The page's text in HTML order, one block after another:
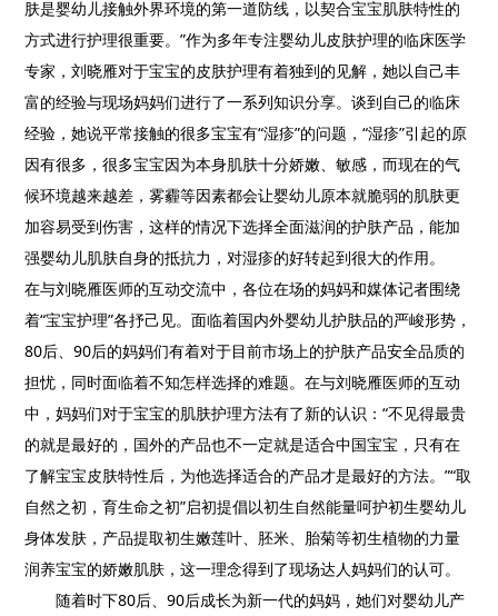
肤是婴幼儿接触外界环境的第一道防线，以契合宝宝肌肤特性的
方式进行护理很重要。”作为多年专注婴幼儿皮肤护理的临床医学
专家，刘晓雁对于宝宝的皮肤护理有着独到的见解，她以自己丰
富的经验与现场妈妈们进行了一系列知识分享。谈到自己的临床
经验，她说平常接触的很多宝宝有“湿疹”的问题，“湿疹”引起的原
因有很多，很多宝宝因为本身肌肤十分娇嫩、敏感，而现在的气
候环境越来越差，雾霾等因素都会让婴幼儿原本就脆弱的肌肤更
加容易受到伤害，这样的情况下选择全面滋润的护肤产品，能加
强婴幼儿肌肤自身的抵抗力，对湿疹的好转起到很大的作用。
在与刘晓雁医师的互动交流中，各位在场的妈妈和媒体记者围绕
着“宝宝护理”各抒己见。面临着国内外婴幼儿护肤品的严峻形势，
80后、90后的妈妈们有着对于目前市场上的护肤产品安全品质的
担忧，同时面临着不知怎样选择的难题。在与刘晓雁医师的互动
中，妈妈们对于宝宝的肌肤护理方法有了新的认识：“不见得最贵
的就是最好的，国外的产品也不一定就是适合中国宝宝，只有在
了解宝宝皮肤特性后，为他选择适合的产品才是最好的方法。”“取
自然之初，育生命之初”启初提倡以初生自然能量呵护初生婴幼儿
身体发肤，产品提取初生嫩莲叶、胚米、胎菊等初生植物的力量
润养宝宝的娇嫩肌肤，这一理念得到了现场达人妈妈们的认可。
随着时下80后、90后成长为新一代的妈妈，她们对婴幼儿产